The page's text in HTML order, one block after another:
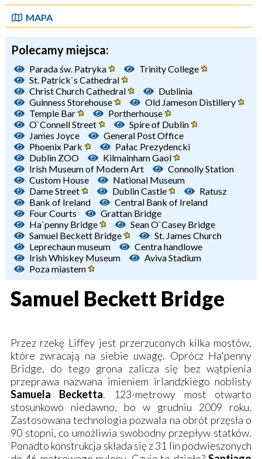
MAPA
Polecamy miejsca:
Parada św. Patryka
Trinity College
St. Patrick`s Cathedral
Christ Church Cathedral
Dublinia
Guinness Storehouse
Old Jameson Distillery
Temple Bar
Portherhouse
O`Connell Street
Spire of Dublin
James Joyce
General Post Office
Phoenix Park
Pałac Prezydencki
Dublin ZOO
Kilmainham Gaol
Irish Museum of Modern Art
Connolly Station
Custom House
National Museum
Dame Street
Dublin Castle
Ratusz
Bank of Ireland
Central Bank of Ireland
Four Courts
Grattan Bridge
Ha`penny Bridge
Sean O`Casey Bridge
Samuel Beckett Bridge
St. James Church
Leprechaun museum
Centra handlowe
Irish Whiskey Museum
Aviva Stadium
Poza miastem
Samuel Beckett Bridge
Przez rzekę Liffey jest przerzuconych kilka mostów,
które zwracają na siebie uwagę. Oprócz Ha'penny
Bridge, do tego grona zalicza się bez wątpienia
przeprawa nazwana imieniem irlandzkiego noblisty
Samuela Becketta. 123-metrowy most otwarto
stosunkowo niedawno, bo w grudniu 2009 roku.
Zastosowana technologia pozwala na obrót przęsła o
90 stopni, co umożliwia swobodny przepływ statków.
Ponadto konstrukcja składa się z 31 lin podwieszonych